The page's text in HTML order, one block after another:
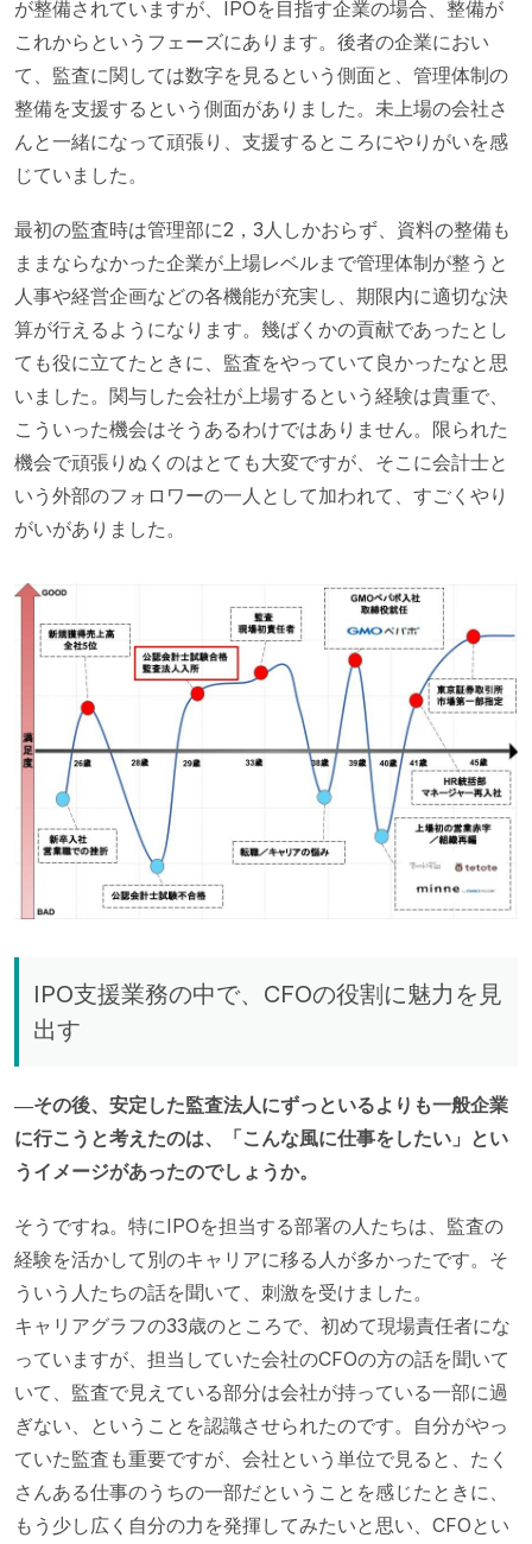
が整備されていますが、IPOを目指す企業の場合、整備が
これからというフェーズにあります。後者の企業におい
て、監査に関しては数字を見るという側面と、管理体制の
整備を支援するという側面がありました。未上場の会社さ
んと一緒になって頑張り、支援するところにやりがいを感
じていました。
最初の監査時は管理部に2，3人しかおらず、資料の整備も
ままならなかった企業が上場レベルまで管理体制が整うと
人事や経営企画などの各機能が充実し、期限内に適切な決
算が行えるようになります。幾ばくかの貢献であったとし
ても役に立てたときに、監査をやっていて良かったなと思
いました。関与した会社が上場するという経験は貴重で、
こういった機会はそうあるわけではありません。限られた
機会で頑張りぬくのはとても大変ですが、そこに会計士と
いう外部のフォロワーの一人として加われて、すごくやり
がいがありました。
IPO支援業務の中で、CFOの役割に魅力を見
出す
―その後、安定した監査法人にずっといるよりも一般企業
に行こうと考えたのは、「こんな風に仕事をしたい」とい
うイメージがあったのでしょうか。
そうですね。特にIPOを担当する部署の人たちは、監査の
経験を活かして別のキャリアに移る人が多かったです。そ
ういう人たちの話を聞いて、刺激を受けました。
キャリアグラフの33歳のところで、初めて現場責任者にな
っていますが、担当していた会社のCFOの方の話を聞いて
いて、監査で見えている部分は会社が持っている一部に過
ぎない、ということを認識させられたのです。自分がやっ
ていた監査も重要ですが、会社という単位で見ると、たく
さんある仕事のうちの一部だということを感じたときに、
もう少し広く自分の力を発揮してみたいと思い、CFOとい